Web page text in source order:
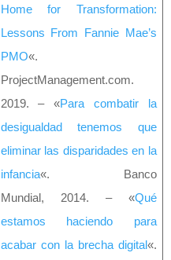
Home for Transformation:
Lessons From Fannie Mae’s
PMO«.
ProjectManagement.com.
2019. – «Para combatir la
desigualdad tenemos que
eliminar las disparidades en la
infancia«. Banco
Mundial, 2014. – «Qué
estamos haciendo para
acabar con la brecha digital«.